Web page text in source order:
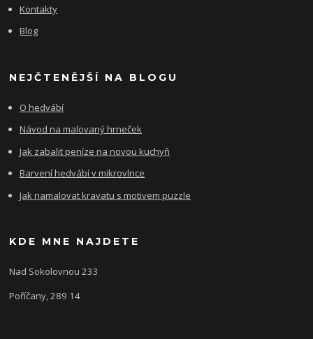
Kontakty
Blog
NEJČTENĚJŠÍ NA BLOGU
O hedvábí
Návod na malovaný hrneček
Jak zabalit peníze na novou kuchyň
Barvení hedvábí v mikrovlnce
Jak namalovat kravatu s motivem puzzle
KDE MNE NAJDETE
Nad Sokolovnou 233
Poříčany, 289 14